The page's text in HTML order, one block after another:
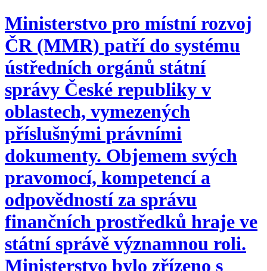
Ministerstvo pro místní rozvoj
ČR (MMR) patří do systému
ústředních orgánů státní
správy České republiky v
oblastech, vymezených
příslušnými právními
dokumenty. Objemem svých
pravomocí, kompetencí a
odpovědností za správu
finančních prostředků hraje ve
státní správě významnou roli.
Ministerstvo bylo zřízeno s